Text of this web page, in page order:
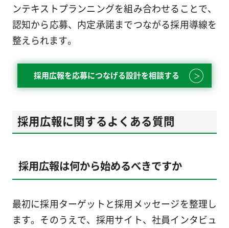
ンテキストプランニングを組み合わせることで、
認知から応募、内定承諾までつながる採用導線を
整えられます。
採用広報を応募につなげる設計を相談する
採用広報に関するよくある質問
採用広報は何から始めるべきですか
最初に採用ターゲットと採用メッセージを整理し
ます。そのうえで、採用サイト、社員インタビュ